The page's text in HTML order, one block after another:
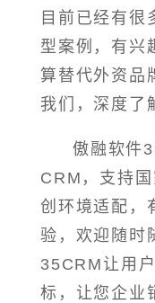
目前已经有很
型案例，有兴
算替代外资品
我们，深度了
傲融软件
CRM，支持
创环境适配，
验，欢迎随时
35CRM让用
标，让您企业